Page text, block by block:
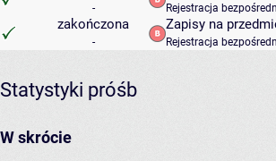
- Rejestracja
zakończona
-
Zapisy na
Rejestracja
Statystyki próśb
W skrócie